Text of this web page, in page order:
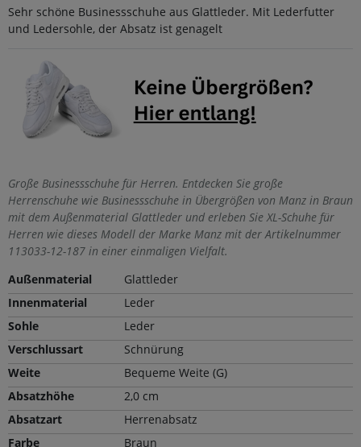
Sehr schöne Businessschuhe aus Glattleder. Mit Lederfutter
und Ledersohle, der Absatz ist genagelt
Große Businessschuhe für Herren. Entdecken Sie große
Herrenschuhe wie Businessschuhe in Übergrößen von Manz in Braun
mit dem Außenmaterial Glattleder und erleben Sie XL-Schuhe für
Herren wie dieses Modell der Marke Manz mit der Artikelnummer
113033-12-187 in einer einmaligen Vielfalt.
Außenmaterial
Glattleder
Innenmaterial
Leder
Sohle
Leder
Verschlussart
Schnürung
Weite
Bequeme Weite (G)
Absatzhöhe
2,0 cm
Absatzart
Herrenabsatz
Farbe
Braun